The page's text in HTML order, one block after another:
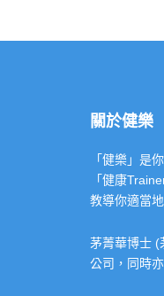
關於健樂
「健樂」是
「健康
教導你適當
茅菁華博士 (
公司，同時